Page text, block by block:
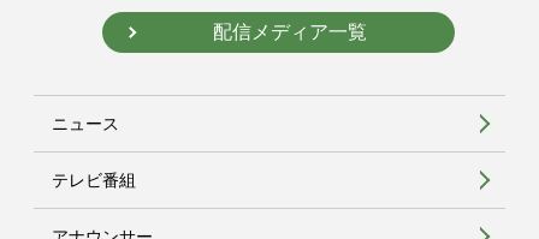
配信メディア一覧
ニュース
テレビ番組